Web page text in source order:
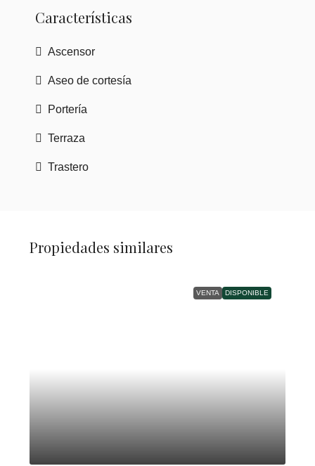
Características
Ascensor
Aseo de cortesía
Portería
Terraza
Trastero
Propiedades similares
VENTA DISPONIBLE